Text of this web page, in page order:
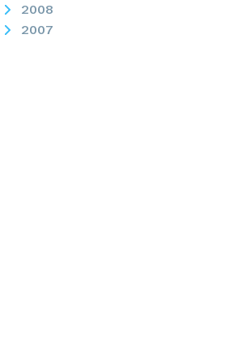
2008
2007